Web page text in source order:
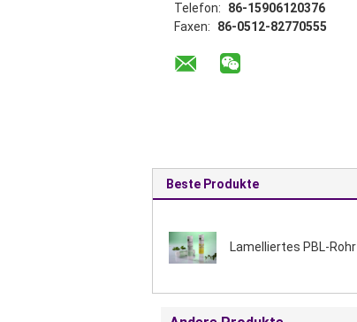
Telefon:
86-15906120376
Faxen:
86-0512-82770555
Beste Produkte
Lamelliertes PBL-Rohr